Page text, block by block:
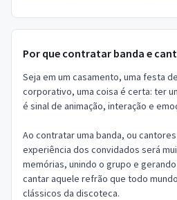
Por que contratar banda e
Seja em um casamento, uma festa
corporativo, uma coisa é certa: ter
é sinal de animação, interação e
Ao contratar uma banda, ou
experiência dos convidados será
memórias, unindo o grupo e
cantar aquele refrão que todo
clássicos da discoteca.